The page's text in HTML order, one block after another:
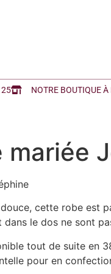
25 NOTRE BOUTIQUE À
mariée
cette robe est
dans le dos ne sont
tout de suite en
pour en